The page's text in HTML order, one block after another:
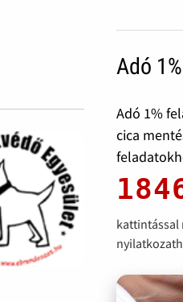
Adó
Adó 1%
cica
kattintással